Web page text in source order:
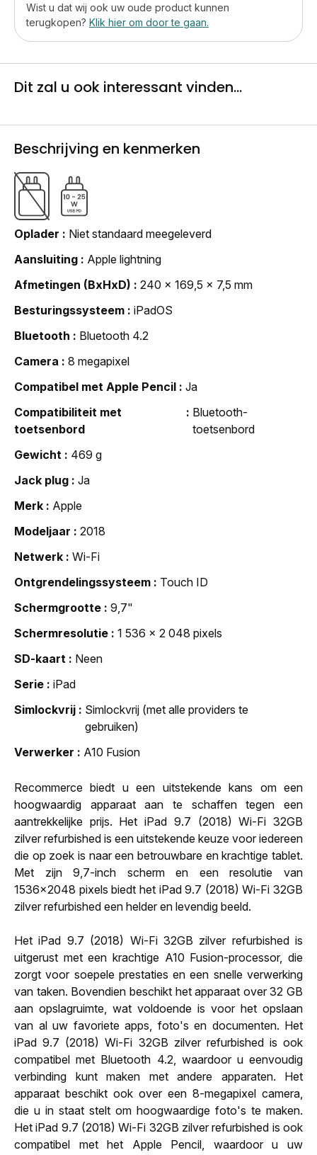
Wist u dat wij ook uw oude product kunnen
terugkopen? Klik hier om door te gaan.
Dit zal u ook interessant vinden...
Beschrijving en kenmerken
Oplader
Niet standaard meegeleverd
Aansluiting
Apple lightning
Afmetingen (BxHxD)
240 x 169,5 x 7,5 mm
Besturingssysteem
iPadOS
Bluetooth
Bluetooth 4.2
Camera
8 megapixel
Compatibel met Apple Pencil
Ja
Compatibiliteit met
toetsenbord
Bluetooth-
toetsenbord
Gewicht
469 g
Jack plug
Ja
Merk
Apple
Modeljaar
2018
Netwerk
Wi-Fi
Ontgrendelingssysteem
Touch ID
Schermgrootte
9,7"
Schermresolutie
1 536 x 2 048 pixels
SD-kaart
Neen
Serie
iPad
Simlockvrij
Simlockvrij (met alle providers te
gebruiken)
Verwerker
A10 Fusion
Recommerce biedt u een uitstekende kans om een
hoogwaardig apparaat aan te schaffen tegen een
aantrekkelijke prijs. Het iPad 9.7 (2018) Wi-Fi 32GB
zilver refurbished is een uitstekende keuze voor iedereen
die op zoek is naar een betrouwbare en krachtige tablet.
Met zijn 9,7-inch scherm en een resolutie van
1536x2048 pixels biedt het iPad 9.7 (2018) Wi-Fi 32GB
zilver refurbished een helder en levendig beeld.
Het iPad 9.7 (2018) Wi-Fi 32GB zilver refurbished is
uitgerust met een krachtige A10 Fusion-processor, die
zorgt voor soepele prestaties en een snelle verwerking
van taken. Bovendien beschikt het apparaat over 32 GB
aan opslagruimte, wat voldoende is voor het opslaan
van al uw favoriete apps, foto's en documenten. Het
iPad 9.7 (2018) Wi-Fi 32GB zilver refurbished is ook
compatibel met Bluetooth 4.2, waardoor u eenvoudig
verbinding kunt maken met andere apparaten. Het
apparaat beschikt ook over een 8-megapixel camera,
die u in staat stelt om hoogwaardige foto's te maken.
Het iPad 9.7 (2018) Wi-Fi 32GB zilver refurbished is ook
compatibel met het Apple Pencil, waardoor u uw